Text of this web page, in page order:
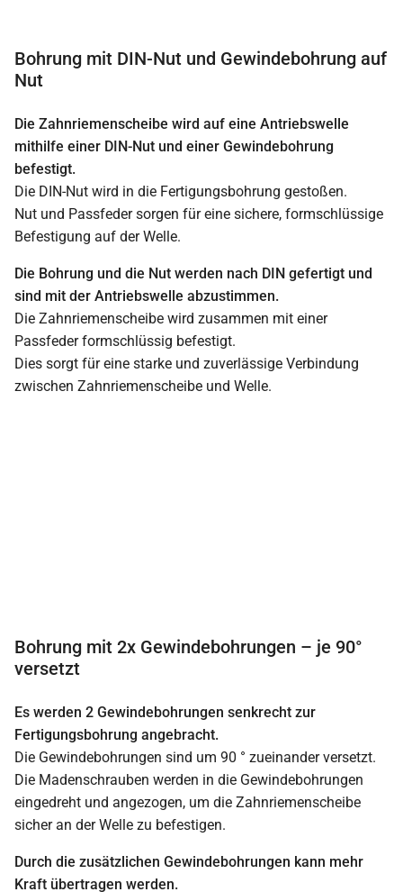
Bohrung mit DIN-Nut und Gewindebohrung auf
Nut
Die Zahnriemenscheibe wird auf eine Antriebswelle
mithilfe einer DIN-Nut und einer Gewindebohrung
befestigt.
Die DIN-Nut wird in die Fertigungsbohrung gestoßen.
Nut und Passfeder sorgen für eine sichere, formschlüssige
Befestigung auf der Welle.
Die Bohrung und die Nut werden nach DIN gefertigt und
sind mit der Antriebswelle abzustimmen.
Die Zahnriemenscheibe wird zusammen mit einer
Passfeder formschlüssig befestigt.
Dies sorgt für eine starke und zuverlässige Verbindung
zwischen Zahnriemenscheibe und Welle.
Bohrung mit 2x Gewindebohrungen – je 90°
versetzt
Es werden 2 Gewindebohrungen senkrecht zur
Fertigungsbohrung angebracht.
Die Gewindebohrungen sind um 90 ° zueinander versetzt.
Die Madenschrauben werden in die Gewindebohrungen
eingedreht und angezogen, um die Zahnriemenscheibe
sicher an der Welle zu befestigen.
Durch die zusätzlichen Gewindebohrungen kann mehr
Kraft übertragen werden.